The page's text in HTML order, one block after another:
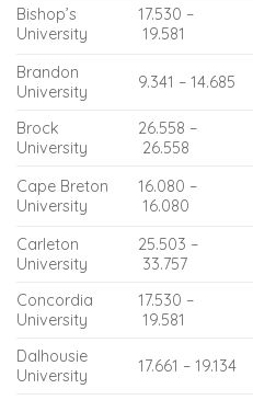
Bishop’s
University
17.530 –
19.581
Brandon
University
9.341 – 14.685
Brock
University
26.558 –
26.558
Cape Breton
University
16.080 –
16.080
Carleton
University
25.503 –
33.757
Concordia
University
17.530 –
19.581
Dalhousie
University
17.661 – 19.134